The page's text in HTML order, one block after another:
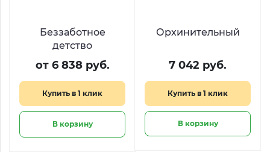
Беззаботное
детство
от 6 838 руб.
Купить в 1 клик
В корзину
Орхинительный
7 042 руб.
Купить в 1 клик
В корзину